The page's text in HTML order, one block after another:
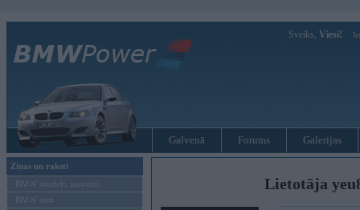
Sveiks, Viesi!
Galvenā Forums Galerijas
Ziņas un raksti
BMW modeļu jaunumi
BMW testi
Lietotāja